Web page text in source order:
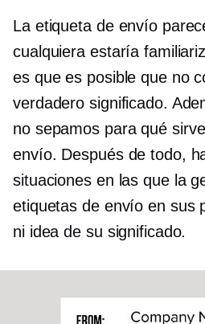
La etiqueta de envío
cualquiera estaría
es que es posible que no
verdadero significado.
no sepamos para qué
envío. Después de todo,
situaciones en las que la
etiquetas de envío en sus
ni idea de su significado.